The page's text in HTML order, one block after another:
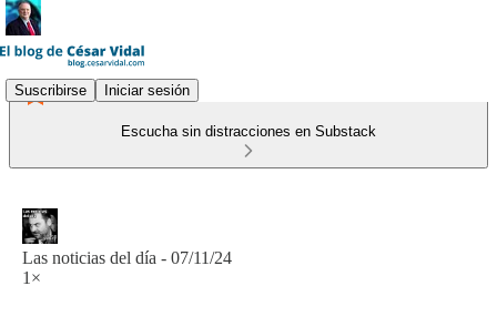
Suscribirse Iniciar sesión
Escucha sin distracciones en Substack
Las noticias del día - 07/11/24
1×